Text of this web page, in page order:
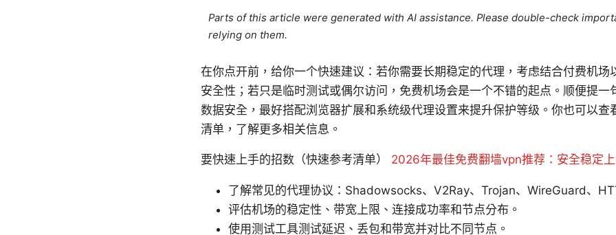
Parts of this article were generated with AI assistance. Please double-check
relying on them.
在你点开前，给你一个快速建议：若你需要长期稳定的代理，考虑结合付费机场
安全性；若只是临时测试或偶尔访问，免费机场会是一个不错的起点。顺便提一
数据安全，最好搭配浏览器扩展和系统级代理设置来提升保护等级。你也可以查
清单，了解更多相关信息。
要快速上手的招数（快速参考清单） 2026年最佳免费翻墙vpn推荐：安全稳定
了解常见的代理协议：Shadowsocks、V2Ray、Trojan、WireGuard、
评估机场的稳定性、带宽上限、连接成功率和节点分布。
使用测试工具测试延迟、丢包和带宽并对比不同节点。